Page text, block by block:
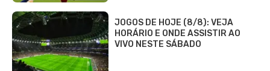
JOGOS DE HOJE (8/8): VEJA
HORÁRIO E ONDE ASSISTIR AO
VIVO NESTE SÁBADO